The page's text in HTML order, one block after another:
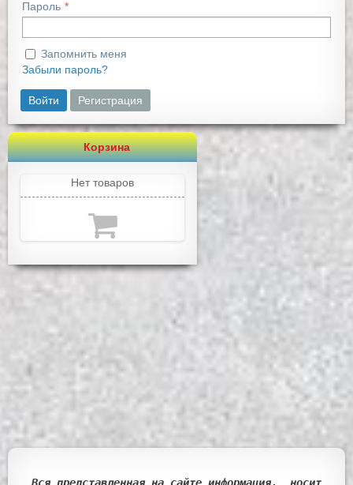
Пароль
Запомнить меня
Забыли пароль?
Войти Регистрация
Корзина
Нет товаров
Вся представленная на сайте информация, носит